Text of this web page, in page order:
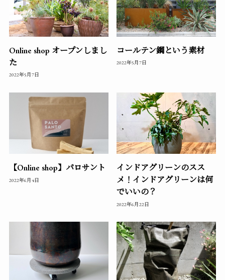
Online shop オープンしまし
た
2022年5月7日
コールテン鋼という素材
2022年5月7日
【Online shop】パロサント
2022年6月4日
インドアグリーンのスス
メ！インドアグリーンは何
でいいの？
2022年6月22日